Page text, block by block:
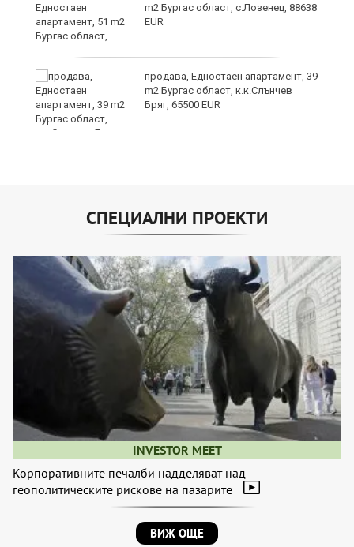
m2 Бургас област, с.Лозенец, 88638
EUR
продава, Едностаен апартамент, 39
m2 Бургас област, к.к.Слънчев
Бряг, 65500 EUR
СПЕЦИАЛНИ ПРОЕКТИ
INVESTOR MEET
Корпоративните печалби надделяват над
геополитическите рискове на пазарите
ВИЖ ОЩЕ